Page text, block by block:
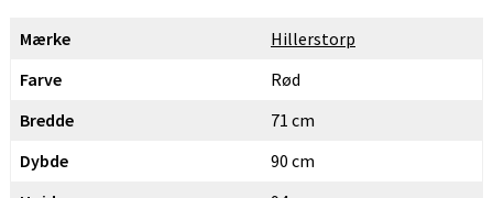
Mærke
Hillerstorp
Farve
Rød
Bredde
71 cm
Dybde
90 cm